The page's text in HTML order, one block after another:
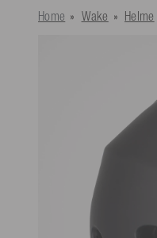
Home Wake Helme